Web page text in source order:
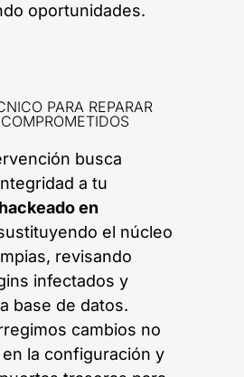
oportunidades.
PARA REPARAR
busca
a tu
en
el núcleo
revisando
infectados y
base de datos.
cambios no
la configuración y